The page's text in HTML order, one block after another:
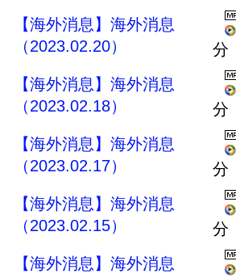
【海外消息】海外消息
（2023.02.20）
分
【海外消息】海外消息
（2023.02.18）
分
【海外消息】海外消息
（2023.02.17）
分
【海外消息】海外消息
（2023.02.15）
分
【海外消息】海外消息